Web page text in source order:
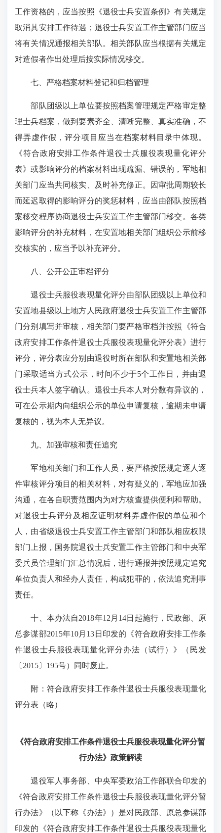
工作资格的，应当按照《退役士兵安置条例》有关规定
取消其安排工作待遇；退役士兵安置工作主管部门应当
将有关情况通报相关部队。相关部队应当根据有关规定
对造假者作出处理后按实际情况移交。
七、严格档案材料登记和归档管理
部队团级以上单位要按照档案管理规定严格审定整
理士兵档案，做到要素齐全、清晰完整、真实准确，不
得弄虚作假，评分项目应当在档案材料目录中体现。
《符合政府安排工作条件退役士兵服役表现量化评分
表》或影响评分的档案材料出现疏漏、错误的，军地相
关部门应当共同核实、及时补充修正。因审批周期较长
而延迟取得的影响评分的奖惩材料，应当由部队按照档
案移交程序协商退役士兵安置工作主管部门移交。各类
影响评分的补充材料，在安置地相关部门组织公示前移
交核实的，应当予以补充评分。
八、公开公正审档评分
退役士兵服役表现量化评分由部队团级以上单位和
安置地县级以上地方人民政府退役士兵安置工作主管部
门分别填写并审核，相关部门要严格审档并按照《符合
政府安排工作条件退役士兵服役表现量化评分表》进行
评分，评分表应分别由退役时所在部队和安置地相关部
门采取适当方式公示，时间不少于5个工作日，并由退
役士兵本人签字确认。退役士兵本人对分数有异议的，
可在公示期内向组织公示的单位申请复核，逾期未申请
复核的，视为本人无异议。
九、加强审核和责任追究
军地相关部门和工作人员，要严格按照规定逐人逐
件审核评分项目的相关材料，对有疑义的，军地应加强
沟通，在各自职责范围内为对方核查提供便利和帮助。
对退役士兵评分及相应证明材料弄虚作假的单位和个
人，由省级退役士兵安置工作主管部门和部队相应权限
部门上报，国务院退役士兵安置工作主管部门和中央军
委兵员管理部门汇总情况后，进行通报并按照规定追究
单位负责人和经办人责任，构成犯罪的，依法追究刑事
责任。
十、本办法自2018年12月14日起施行，民政部、原
总参谋部2015年10月13日印发的《符合政府安排工作条
件退役士兵服役表现量化评分办法（试行）》（民发
〔2015〕195号）同时废止。
附：符合政府安排工作条件退役士兵服役表现量化
评分表（略）
《符合政府安排工作条件退役士兵服役表现量化评分暂
行办法》政策解读
退役军人事务部、中央军委政治工作部联合印发的
《符合政府安排工作条件退役士兵服役表现量化评分暂
行办法》（以下称《办法》）是对民政部、原总参谋部
印发的《符合政府安排工作条件退役士兵服役表现量化